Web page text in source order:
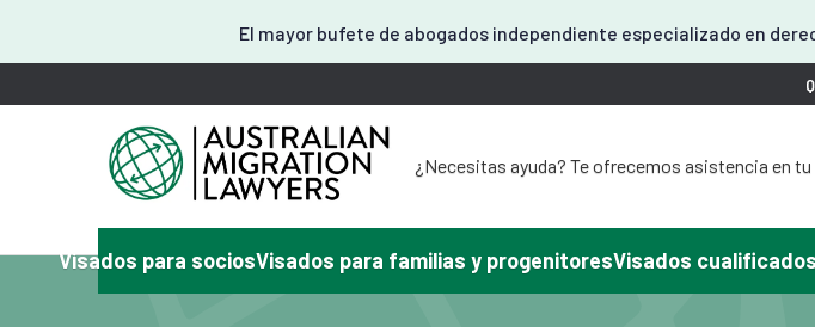
El mayor bufete de abogados independiente especializado en
¿Necesitas ayuda? Te ofrecemos asistencia en tu
¿Necesitas ayuda con tu visado? Podemos
español.
Visados para sociosVisados para familias y progenitoresVisados